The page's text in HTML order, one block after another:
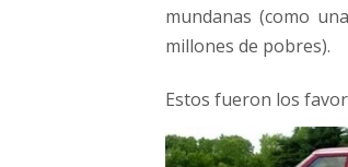
mundanas (como
millones de pobres).
Estos fueron los